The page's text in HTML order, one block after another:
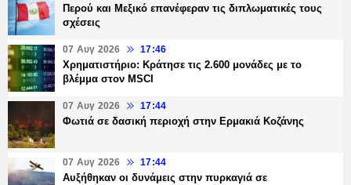
Περού και Μεξικό επανέφεραν τις διπλωματικές τους
σχέσεις
07 Αυγ 2026 17:46
Χρηματιστήριο: Κράτησε τις 2.600 μονάδες με το
βλέμμα στον MSCI
07 Αυγ 2026 17:44
Φωτιά σε δασική περιοχή στην Ερμακιά Κοζάνης
07 Αυγ 2026 17:44
Αυξήθηκαν οι δυνάμεις στην πυρκαγιά σε